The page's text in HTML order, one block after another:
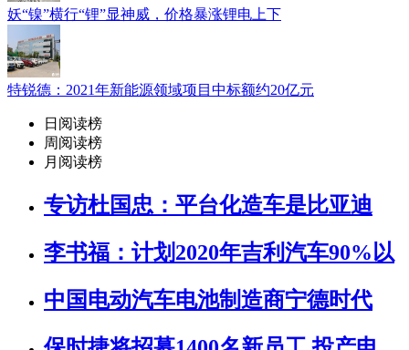
妖“镍”横行“锂”显神威，价格暴涨锂电上下
特锐德：2021年新能源领域项目中标额约20亿元
日阅读榜
周阅读榜
月阅读榜
专访杜国忠：平台化造车是比亚迪
李书福：计划2020年吉利汽车90%以
中国电动汽车电池制造商宁德时代